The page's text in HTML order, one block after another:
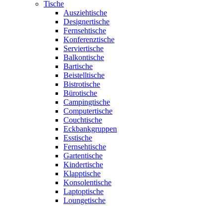
Tische
Ausziehtische
Designertische
Fernsehtische
Konferenztische
Serviertische
Balkontische
Bartische
Beistelltische
Bistrotische
Bürotische
Campingtische
Computertische
Couchtische
Eckbankgruppen
Esstische
Fernsehtische
Gartentische
Kindertische
Klapptische
Konsolentische
Laptoptische
Loungetische